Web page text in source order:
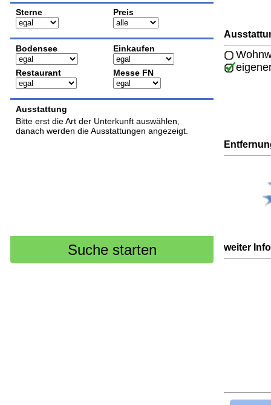
Sterne Preis
Bodensee Einkaufen
Restaurant Messe FN
Ausstattung
Bitte erst die Art der Unterkunft auswählen,
danach werden die Ausstattungen angezeigt.
weiter